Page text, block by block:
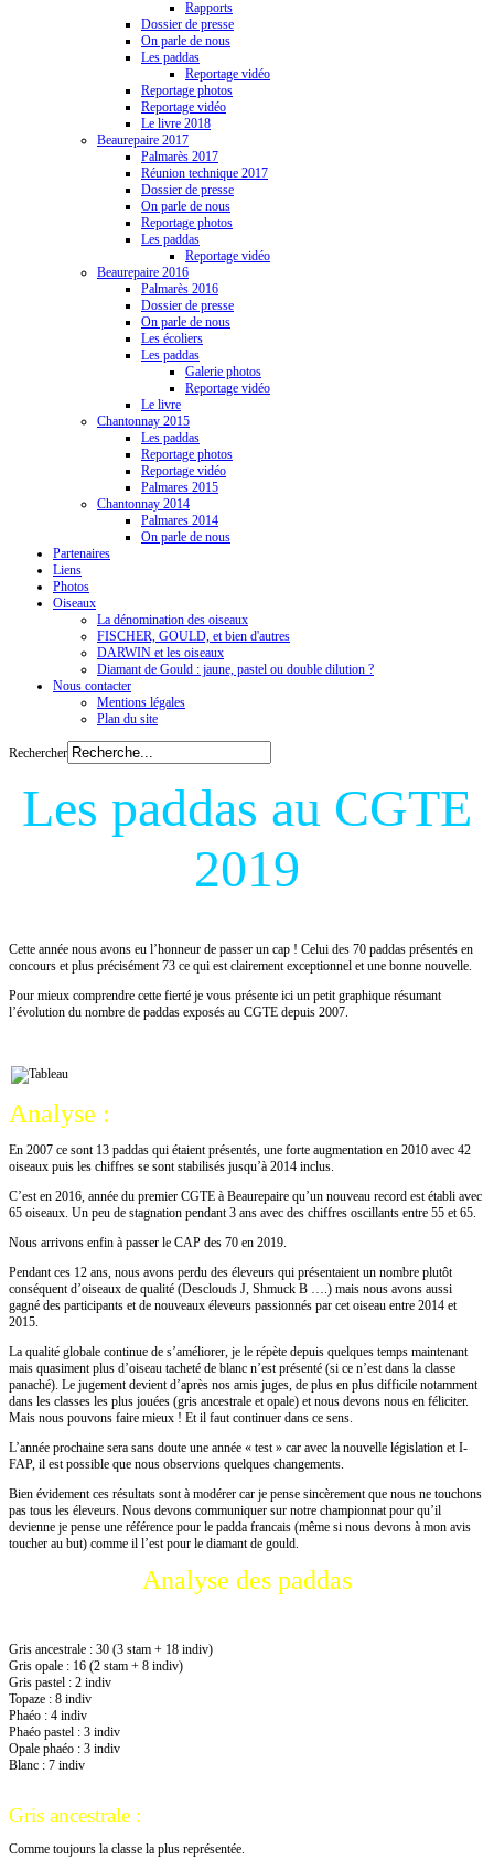
Rapports
Dossier de presse
On parle de nous
Les paddas
Reportage vidéo
Reportage photos
Reportage vidéo
Le livre 2018
Beaurepaire 2017
Palmarès 2017
Réunion technique 2017
Dossier de presse
On parle de nous
Reportage photos
Les paddas
Reportage vidéo
Beaurepaire 2016
Palmarès 2016
Dossier de presse
On parle de nous
Les écoliers
Les paddas
Galerie photos
Reportage vidéo
Le livre
Chantonnay 2015
Les paddas
Reportage photos
Reportage vidéo
Palmares 2015
Chantonnay 2014
Palmares 2014
On parle de nous
Partenaires
Liens
Photos
Oiseaux
La dénomination des oiseaux
FISCHER, GOULD, et bien d'autres
DARWIN et les oiseaux
Diamant de Gould : jaune, pastel ou double dilution ?
Nous contacter
Mentions légales
Plan du site
Rechercher
Les paddas au CGTE
2019
Cette année nous avons eu l’honneur de passer un cap ! Celui des 70 paddas présentés en
concours et plus précisément 73 ce qui est clairement exceptionnel et une bonne nouvelle.
Pour mieux comprendre cette fierté je vous présente ici un petit graphique résumant
l’évolution du nombre de paddas exposés au CGTE depuis 2007.
Analyse :
En 2007 ce sont 13 paddas qui étaient présentés, une forte augmentation en 2010 avec 42
oiseaux puis les chiffres se sont stabilisés jusqu’à 2014 inclus.
C’est en 2016, année du premier CGTE à Beaurepaire qu’un nouveau record est établi avec
65 oiseaux. Un peu de stagnation pendant 3 ans avec des chiffres oscillants entre 55 et 65.
Nous arrivons enfin à passer le CAP des 70 en 2019.
Pendant ces 12 ans, nous avons perdu des éleveurs qui présentaient un nombre plutôt
conséquent d’oiseaux de qualité (Desclouds J, Shmuck B ….) mais nous avons aussi
gagné des participants et de nouveaux éleveurs passionnés par cet oiseau entre 2014 et
2015.
La qualité globale continue de s’améliorer, je le répète depuis quelques temps maintenant
mais quasiment plus d’oiseau tacheté de blanc n’est présenté (si ce n’est dans la classe
panaché). Le jugement devient d’après nos amis juges, de plus en plus difficile notamment
dans les classes les plus jouées (gris ancestrale et opale) et nous devons nous en féliciter.
Mais nous pouvons faire mieux ! Et il faut continuer dans ce sens.
L’année prochaine sera sans doute une année « test » car avec la nouvelle législation et I-
FAP, il est possible que nous observions quelques changements.
Bien évidement ces résultats sont à modérer car je pense sincèrement que nous ne touchons
pas tous les éleveurs. Nous devons communiquer sur notre championnat pour qu’il
devienne je pense une référence pour le padda francais (même si nous devons à mon avis
toucher au but) comme il l’est pour le diamant de gould.
Analyse des paddas
Gris ancestrale : 30 (3 stam + 18 indiv)
Gris opale : 16 (2 stam + 8 indiv)
Gris pastel : 2 indiv
Topaze : 8 indiv
Phaéo : 4 indiv
Phaéo pastel : 3 indiv
Opale phaéo : 3 indiv
Blanc : 7 indiv
Gris ancestrale :
Comme toujours la classe la plus représentée.